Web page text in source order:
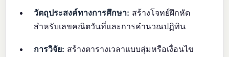
วัตถุประสงค์ทางการศึกษา: สร้างโจทย์ฝึกหัด
สำหรับเลขคณิตวันที่และการคำนวณปฏิทิน
การวิจัย: สร้างตารางเวลาแบบสุ่มหรือเงื่อนไข